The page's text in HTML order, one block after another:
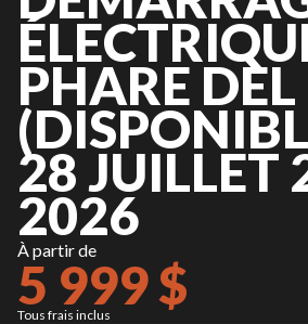
PHARE DEL
28 JUILLET
2026
À partir de
5 999 $
Tous frais inclus